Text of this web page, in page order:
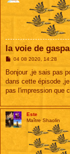
la voie de
M
s
a
g
04 08 2020, 14:28
Bonjour ,je sais pas
dans cette épisode
pas l'impression que
Este
Maître Shaolin